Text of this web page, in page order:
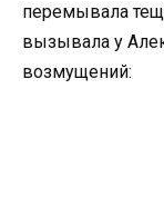
перемывала
вызывала у
возмущений: